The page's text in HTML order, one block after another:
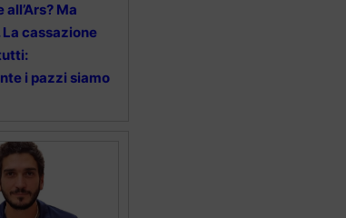
Ma
cassazione
i pazzi siamo